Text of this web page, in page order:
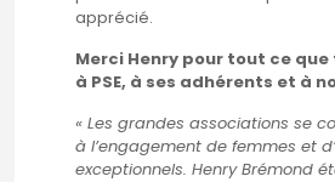
apprécié.
Merci Henry pour tout ce
à PSE, à ses adhérents et à
« Les grandes associations se
à l’engagement de femmes et
exceptionnels. Henry Brémond